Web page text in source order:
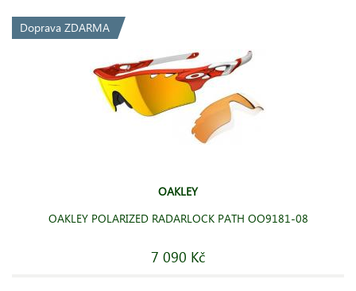
Doprava ZDARMA
OAKLEY
OAKLEY POLARIZED RADARLOCK PATH OO9181-08
7 090 Kč